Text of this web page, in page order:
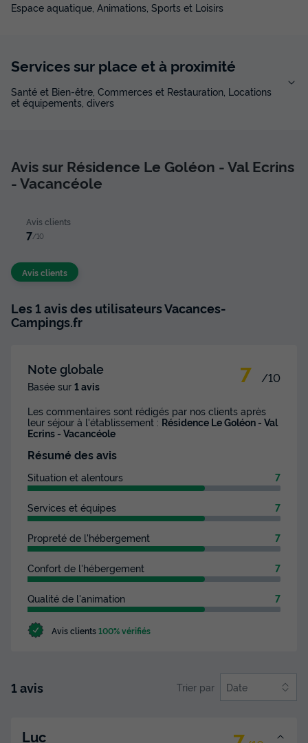
Espace aquatique, Animations, Sports et Loisirs
Services sur place et à proximité
Santé et Bien-être, Commerces et Restauration, Locations
et équipements, divers
Avis sur Résidence Le Goléon - Val Ecrins
- Vacancéole
Avis clients
7/10
Avis clients
Les 1 avis des utilisateurs Vacances-
Campings.fr
Note globale
Basée sur 1 avis 7 /10
Les commentaires sont rédigés par nos clients après
leur séjour à l'établissement : Résidence Le Goléon - Val
Ecrins - Vacancéole
Résumé des avis
Situation et alentours 7
Services et équipes 7
Propreté de l'hébergement 7
Confort de l'hébergement 7
Qualité de l'animation 7
Avis clients100% vérifiés
1 avis Trier par Date
Luc